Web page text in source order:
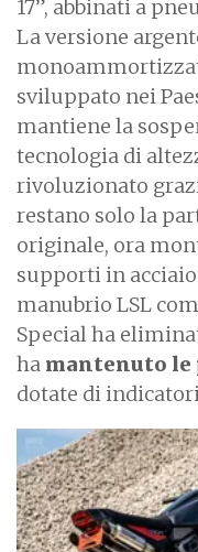
17”, abbinati a
La versione
sviluppato nei
mantiene la
tecnologia di
rivoluzionato
restano solo la
originale, ora
supporti in
manubrio LSL
Special ha
ha mantenuto
dotate di
m
a
g